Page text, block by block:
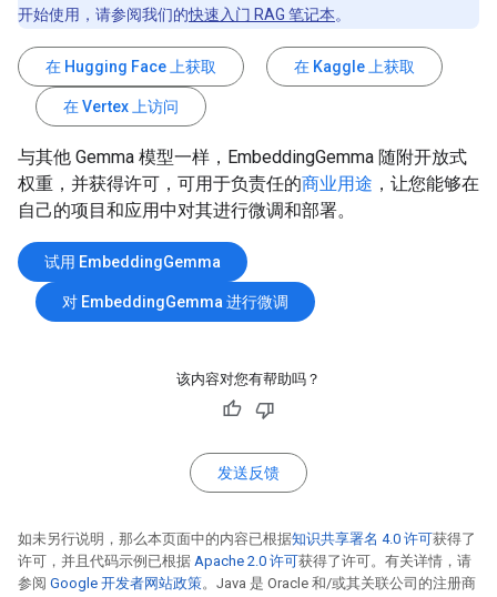
开始使用，请参阅我们的快速入门 RAG 笔记本。
在 Hugging Face 上获取 在 Kaggle 上获取
在 Vertex 上访问
与其他 Gemma 模型一样，EmbeddingGemma 随附开放式
权重，并获得许可，可用于负责任的商业用途 ，让您能够在
自己的项目和应用中对其进行微调和部署。
试用 EmbeddingGemma
对 EmbeddingGemma 进行微调
该内容对您有帮助吗？
发送反馈
如未另行说明，那么本页面中的内容已根据知识共享署名 4.0 许可获得了
许可，并且代码示例已根据 Apache 2.0 许可获得了许可。有关详情，请
参阅 Google 开发者网站政策。Java 是 Oracle 和/或其关联公司的注册商